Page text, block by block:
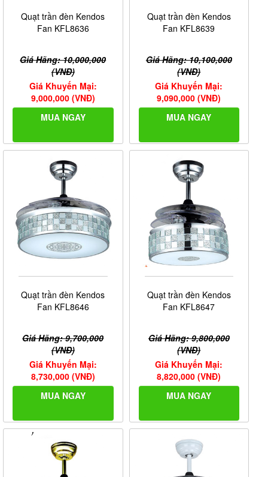
Quạt trần đèn Kendos
Fan KFL8636
Giá Hãng: 10,000,000
(VNĐ)
Giá Khuyến Mại:
9,000,000 (VNĐ)
MUA NGAY
Quạt trần đèn Kendos
Fan KFL8639
Giá Hãng: 10,100,000
(VNĐ)
Giá Khuyến Mại:
9,090,000 (VNĐ)
MUA NGAY
Quạt trần đèn Kendos
Fan KFL8646
Giá Hãng: 9,700,000
(VNĐ)
Giá Khuyến Mại:
8,730,000 (VNĐ)
MUA NGAY
Quạt trần đèn Kendos
Fan KFL8647
Giá Hãng: 9,800,000
(VNĐ)
Giá Khuyến Mại:
8,820,000 (VNĐ)
MUA NGAY